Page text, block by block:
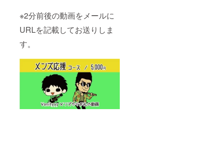
※2分前後の動画をメールに
URLを記載してお送りしま
す。